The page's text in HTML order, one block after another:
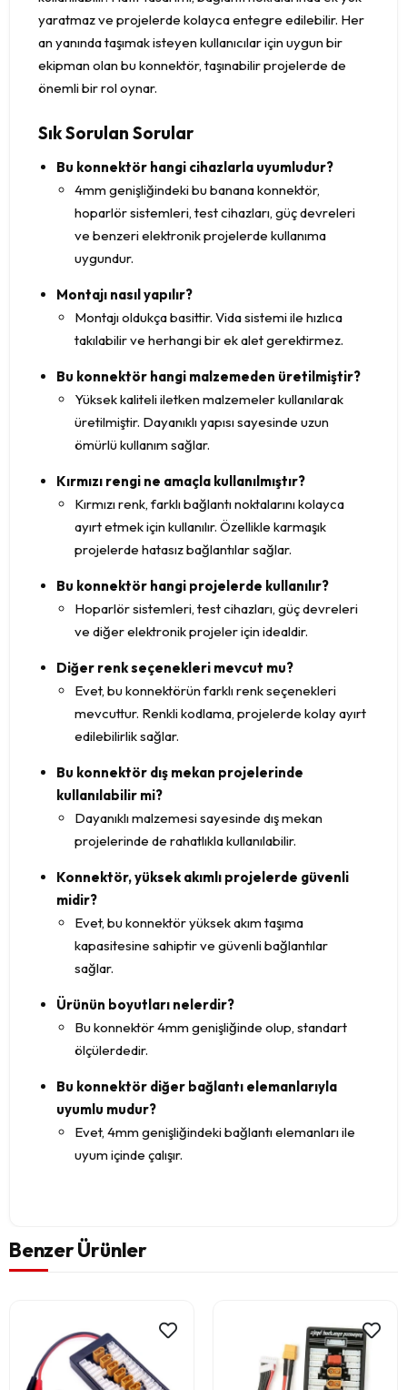
yaratmaz ve projelerde kolayca entegre edilebilir. Her
an yanında taşımak isteyen kullanıcılar için uygun bir
ekipman olan bu konnektör, taşınabilir projelerde de
önemli bir rol oynar.
Sık Sorulan Sorular
Bu konnektör hangi cihazlarla uyumludur?
4mm genişliğindeki bu banana konnektör,
hoparlör sistemleri, test cihazları, güç devreleri
ve benzeri elektronik projelerde kullanıma
uygundur.
Montajı nasıl yapılır?
Montajı oldukça basittir. Vida sistemi ile hızlıca
takılabilir ve herhangi bir ek alet gerektirmez.
Bu konnektör hangi malzemeden üretilmiştir?
Yüksek kaliteli iletken malzemeler kullanılarak
üretilmiştir. Dayanıklı yapısı sayesinde uzun
ömürlü kullanım sağlar.
Kırmızı rengi ne amaçla kullanılmıştır?
Kırmızı renk, farklı bağlantı noktalarını kolayca
ayırt etmek için kullanılır. Özellikle karmaşık
projelerde hatasız bağlantılar sağlar.
Bu konnektör hangi projelerde kullanılır?
Hoparlör sistemleri, test cihazları, güç devreleri
ve diğer elektronik projeler için idealdir.
Diğer renk seçenekleri mevcut mu?
Evet, bu konnektörün farklı renk seçenekleri
mevcuttur. Renkli kodlama, projelerde kolay ayırt
edilebilirlik sağlar.
Bu konnektör dış mekan projelerinde
kullanılabilir mi?
Dayanıklı malzemesi sayesinde dış mekan
projelerinde de rahatlıkla kullanılabilir.
Konnektör, yüksek akımlı projelerde güvenli
midir?
Evet, bu konnektör yüksek akım taşıma
kapasitesine sahiptir ve güvenli bağlantılar
sağlar.
Ürünün boyutları nelerdir?
Bu konnektör 4mm genişliğinde olup, standart
ölçülerdedir.
Bu konnektör diğer bağlantı elemanlarıyla
uyumlu mudur?
Evet, 4mm genişliğindeki bağlantı elemanları ile
uyum içinde çalışır.
Benzer Ürünler